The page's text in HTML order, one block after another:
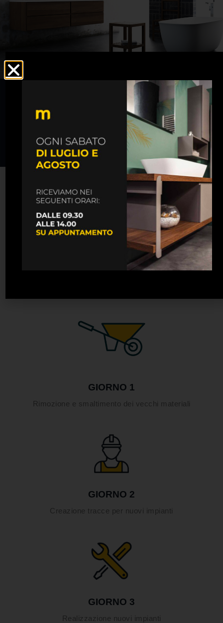
COME LAVORIAMO?
FASE PRELIMINARE
Sopralluogo per valutare insieme la soluzione che
meglio si adatta nella tua casa in termini di spazio,
GIORNO 1
Rimozione e smaltimento dei vecchi materiali
GIORNO 2
Creazione tracce per nuovi impianti
GIORNO 3
Realizzazione nuovi impianti